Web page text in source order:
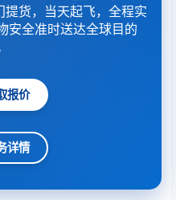
提货，当天起飞，全程实
安全准时送达全球目的
报价
详情